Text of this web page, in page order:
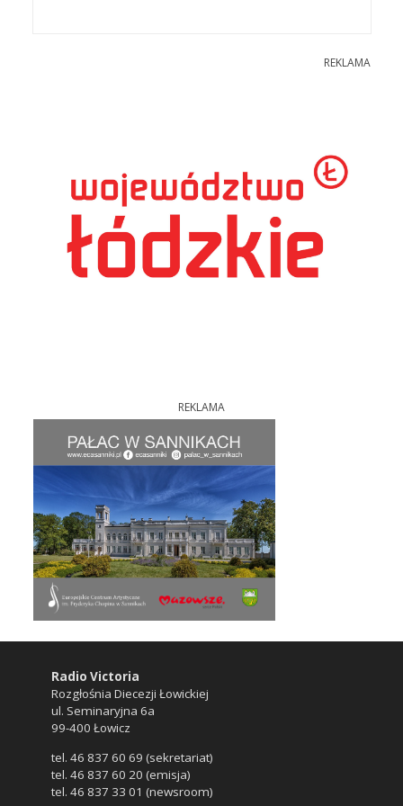
REKLAMA
REKLAMA
Radio Victoria
Rozgłośnia Diecezji Łowickiej
ul. Seminaryjna 6a
99-400 Łowicz
tel. 46 837 60 69 (sekretariat)
tel. 46 837 60 20 (emisja)
tel. 46 837 33 01 (newsroom)